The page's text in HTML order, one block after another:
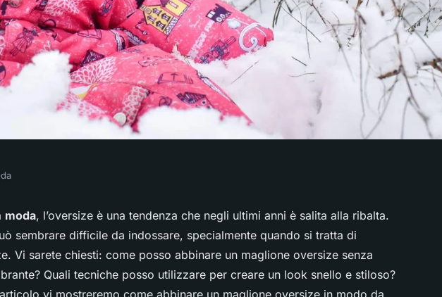
tecniche per
oversize e
moda, l’oversize è una tendenza che negli ultimi anni è salita alla ribalta.
sembrare difficile da indossare, specialmente quando si tratta di
Vi sarete chiesti: come posso abbinare un maglione oversize senza
Quali tecniche posso utilizzare per creare un look snello e stiloso?
vi mostreremo come abbinare un maglione oversize in modo da